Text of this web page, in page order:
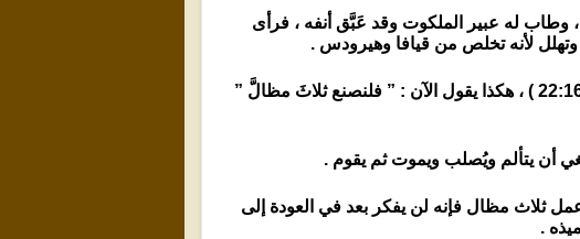
له عبير الملكوت وقد عَبَّق أنفه ، فرأى
لأنه تخلص من قيافا وهيرودس .
وكما أشفق على الرب مرة بقوله : ” حاشاكَ يارب ” ( مت22:16 ) ، هكذا يقول الآن : ” فلنصنع ثلاثَ مظالَّ ”
ثلاث مظال فإنه لن يفكر بعد في العودة إلى
.